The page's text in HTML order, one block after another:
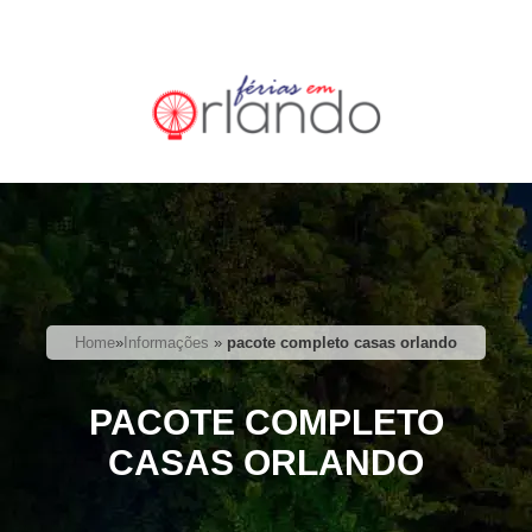
Home» Informações » pacote completo casas orlando
PACOTE COMPLETO
CASAS ORLANDO